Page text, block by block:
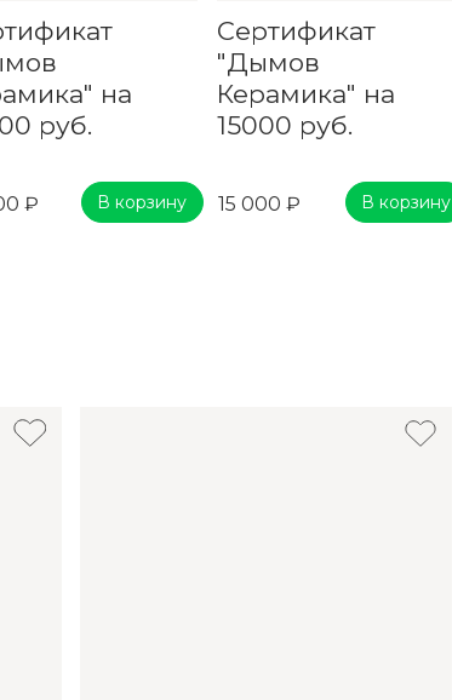
на
руб.
₽ В корзину
Сертификат
"Дымов
Керамика" на
15000 руб.
15 000 ₽ В корзину